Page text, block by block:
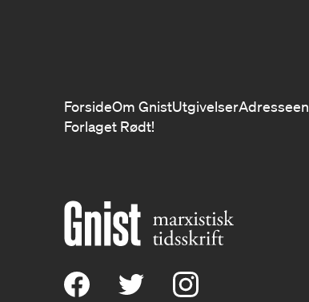
ForsideOm GnistUtgivelser
Forlaget Rødt!